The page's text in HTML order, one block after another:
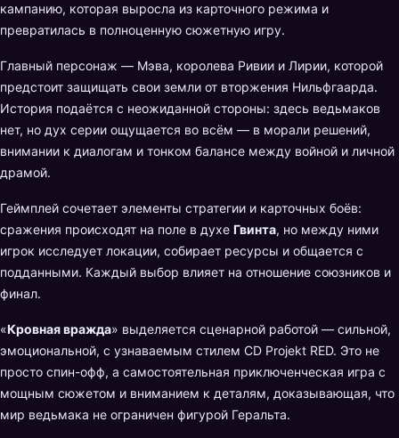
кампанию, которая выросла из карточного режима и
превратилась в полноценную сюжетную игру.
Главный персонаж — Мэва, королева Ривии и Лирии, которой
предстоит защищать свои земли от вторжения Нильфгаарда.
История подаётся с неожиданной стороны: здесь ведьмаков
нет, но дух серии ощущается во всём — в морали решений,
внимании к диалогам и тонком балансе между войной и личной
драмой.
Геймплей сочетает элементы стратегии и карточных боёв:
сражения происходят на поле в духе Гвинта, но между ними
игрок исследует локации, собирает ресурсы и общается с
подданными. Каждый выбор влияет на отношение союзников и
финал.
«Кровная вражда» выделяется сценарной работой — сильной,
эмоциональной, с узнаваемым стилем CD Projekt RED. Это не
просто спин-офф, а самостоятельная приключенческая игра с
мощным сюжетом и вниманием к деталям, доказывающая, что
мир ведьмака не ограничен фигурой Геральта.